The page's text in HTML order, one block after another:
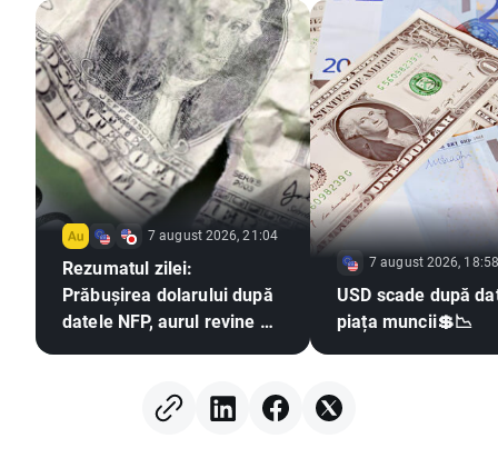
7 august 2026, 21:04
Rezumatul zilei:
Prăbușirea dolarului după
datele NFP, aurul revine pe
7 august 2026, 18:58
USD scade după
piața muncii💲📉